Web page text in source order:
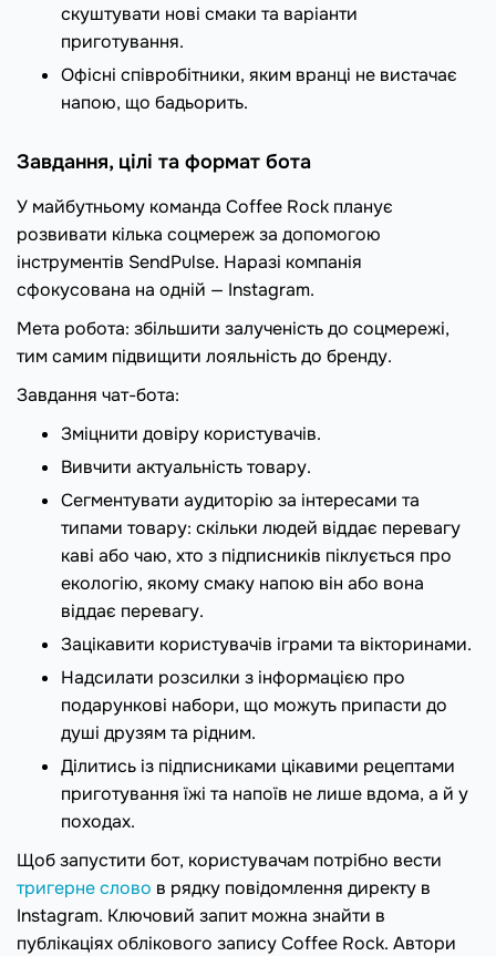
скуштувати нові смаки та варіанти
приготування.
Офісні співробітники, яким вранці не вистачає
напою, що бадьорить.
Завдання, цілі та формат бота
У майбутньому команда Coffee Rock планує
розвивати кілька соцмереж за допомогою
інструментів SendPulse. Наразі компанія
сфокусована на одній — Instagram.
Мета робота: збільшити залученість до соцмережі,
тим самим підвищити лояльність до бренду.
Завдання чат-бота:
Зміцнити довіру користувачів.
Вивчити актуальність товару.
Сегментувати аудиторію за інтересами та
типами товару: скільки людей віддає перевагу
каві або чаю, хто з підписників піклується про
екологію, якому смаку напою він або вона
віддає перевагу.
Зацікавити користувачів іграми та вікторинами.
Надсилати розсилки з інформацією про
подарункові набори, що можуть припасти до
душі друзям та рідним.
Ділитись із підписниками цікавими рецептами
приготування їжі та напоїв не лише вдома, а й у
походах.
Щоб запустити бот, користувачам потрібно вести
тригерне слово в рядку повідомлення директу в
Instagram. Ключовий запит можна знайти в
публікаціях облікового запису Coffee Rock. Автори